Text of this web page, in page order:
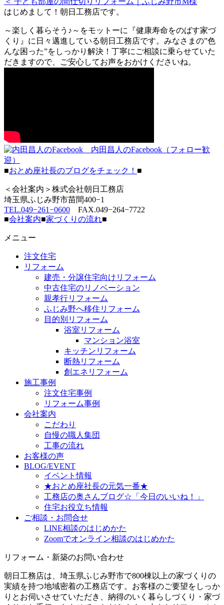
はじめまして！朝日工務店です。
～楽しく暮らそう♪～をモットーに『健康寿命をのばす家づ
くり』に日々邁進している朝日工務店です。みなさまの”色
んな困った”をしっかり解決！丁寧にご相談に乗らせていた
だきますので、ご安心してお声をおかけくださいね。
内田昌人のFacebook（フォロー歓
迎）
■おとめ座社長のブログをチェック！ ■
＜会社案内＞株式会社朝日工務店
埼玉県ふじみ野市苗間400−1
TEL.049−261−0600 FAX.049−264−7722
■会社案内■家づくりの流れ■
メニュー
注文住宅
リフォーム
建売・分譲住宅向けリフォーム
中古住宅のリノベーション
親孝行リフォーム
ふじみ野へ移住リフォーム
目的別リフォーム
浴室リフォーム
マンション浴室
キッチンリフォーム
断熱リフォーム
創エネリフォーム
施工事例
注文住宅事例
リフォーム事例
会社案内
こだわり
自慢の職人集団
工事の流れ
お客様の声
BLOG/EVENT
イベント情報
★おとめ座社長の元気一番★
工務店の奥さんブログ☆「今日のいいね！」
住宅お役立ち情報
ご相談・お問合せ
LINE相談のはじめかた
Zoomでオンライン相談のはじめかた
リフォーム・新築のお問い合わせ
朝日工務店は、埼玉県ふじみ野市で800棟以上の家づくりの
実績を持つ地域密着の工務店です。お客様のご要望をしっか
りとお伺いさせていただき、納得のいく暮らしづくり・家づ